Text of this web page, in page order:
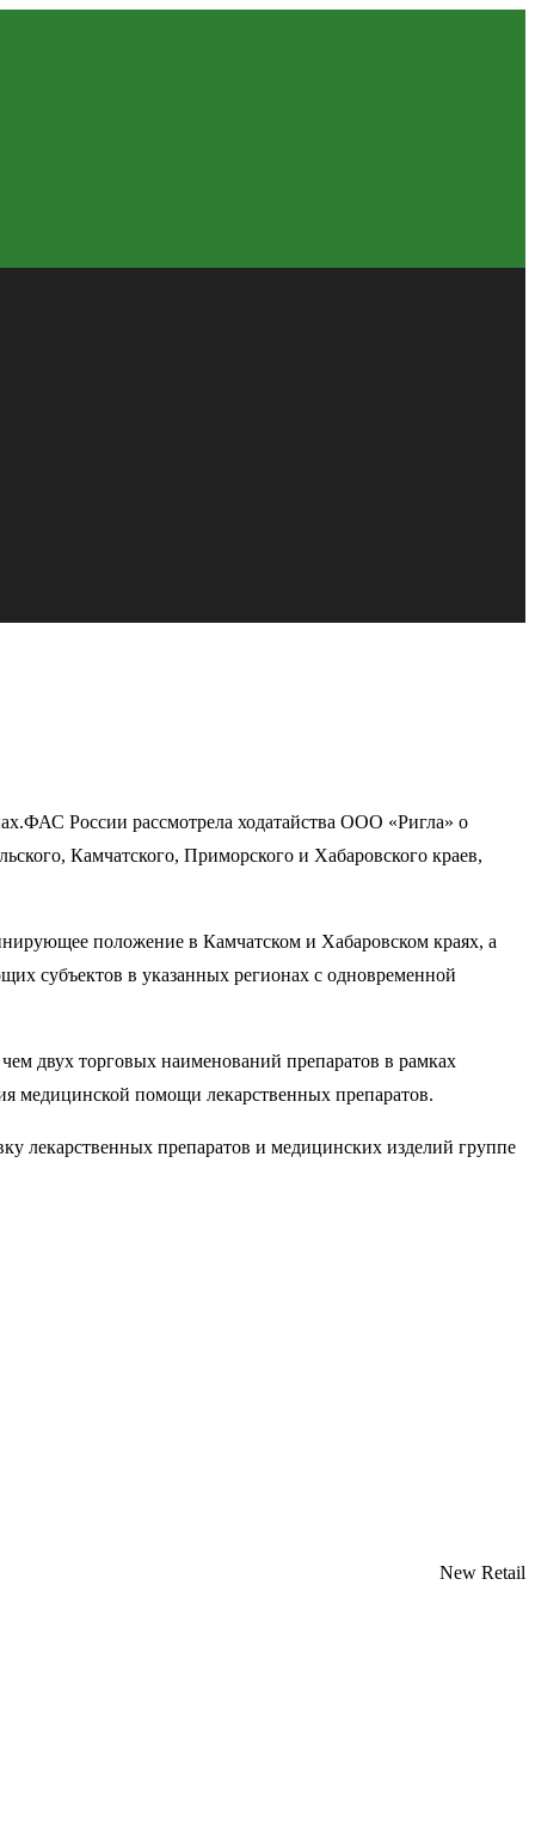
России рассмотрела ходатайства ООО «Ригла» о
Камчатского, Приморского и Хабаровского краев,
положение в Камчатском и Хабаровском краях, а
субъектов в указанных регионах с одновременной
двух торговых наименований препаратов в рамках
медицинской помощи лекарственных препаратов.
лекарственных препаратов и медицинских изделий группе
New Retail